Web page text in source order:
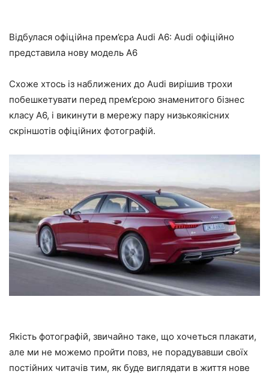
Відбулася офіційна прем’єра Audi A6: Audi офіційно
представила нову модель A6
Схоже хтось із наближених до Audi вирішив трохи
побешкетувати перед прем’єрою знаменитого бізнес
класу A6, і викинути в мережу пару низькоякісних
скріншотів офіційних фотографій.
Якість фотографій, звичайно таке, що хочеться плакати,
але ми не можемо пройти повз, не порадувавши своїх
постійних читачів тим, як буде виглядати в життя нове